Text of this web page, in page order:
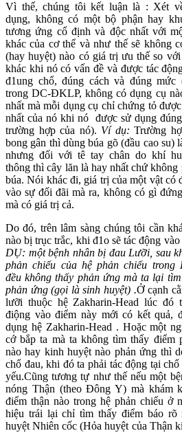
Vì thế, chúng tôi kết luận là : Xét
dụng, không có một bộ phận hay
tương ứng cố định và độc nhất với
khác của cơ thể và như thế sẽ không
(hay huyệt) nào có giá trị ưu thế so
khác khi nó có vấn đề và được tác
đ1ung chổ, đúng cách và đúng mức
trong DC-ĐKLP, không có dụng cụ
nhất mà mỗi dụng cụ chỉ chứng tỏ
nhất của nó khi nó được sử dụng
trường hợp của nó). Ví dụ:Trường
bong gân thì dùng búa gõ (đầu cao su)
nhưng đối với tê tay chân do khí
thông thì cây lăn là hay nhất chứ không
búa. Nói khác đi, giá trị của một vật có
vào sự đối đãi mà ra, không có gì
mà có giá trị cả.
Do đó, trên lâm sàng chúng tôi cần
nào bị trục trắc, khi đ1o sẽ tác động vào
DỤ: một bệnh nhân bị đau Lưỡi, sau
phản chiếu của hệ phản chiếu trong
đều không thấy phản ứng mà ta lại
phản ứng (gọi là sinh huyệt) .Ở cạnh
lưỡi thuộc hệ Zakharin-Head lúc đó
điộng vào điểm này mới có kết quả,
dụng hệ Zakharin-Head . Hoặc một
cớ bắp ta mà ta không tìm thấy điểm
nào hay kinh huyệt nào phản ứng thì
chổ đau, khi đó ta phải tác động tại chổ
yếu.Cũng tương tự như thế nếu một
nóng Thận (theo Đông Y) mà khám
điểm thận nào trong hệ phản chiếu ở
hiệu trái lại chỉ tìm thấy điểm báo rõ
huyệt Nhiên cốc (Hỏa huyệt của Thận